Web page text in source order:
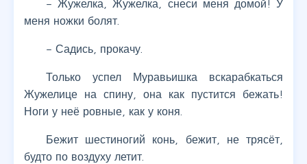
– Жужелка, Жужелка, снеси меня домой! У
меня ножки болят.
– Садись, прокачу.
Только успел Муравьишка вскарабкаться
Жужелице на спину, она как пустится бежать!
Ноги у неё ровные, как у коня.
Бежит шестиногий конь, бежит, не трясёт,
будто по воздуху летит.